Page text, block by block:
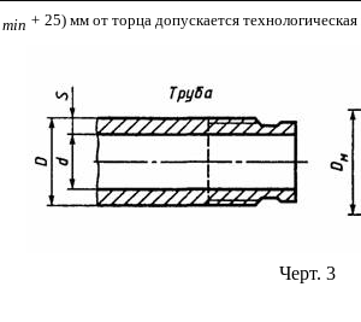
min + 25) мм от торца допускается
Черт. 3